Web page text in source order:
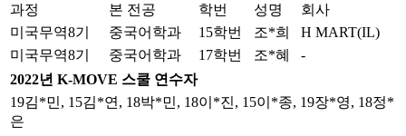
과정
본 전공 학번 성명
회사
미국무역8기
중국어학과 15학번 조*희
H MART(IL)
미국무역8기
중국어학과 17학번 조*혜
-
2022년 K-MOVE 스쿨 연수자
19김*민, 15김*연, 18박*민, 18이*진, 15이*종, 19장*영, 18정*
은